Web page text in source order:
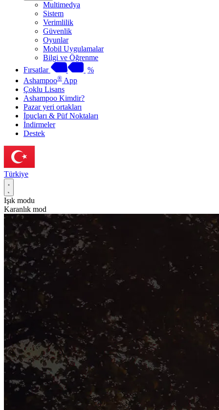
Multimedya
Sistem
Verimlilik
Güvenlik
Oyunlar
Mobil Uygulamalar
Bilgi ve Öğrenme
Fırsatlar
%
Ashampoo® App
Çoklu Lisans
Ashampoo Kimdir?
Pazar yeri ortakları
İpuçları & Püf Noktaları
İndirmeler
Destek
Türkiye
Işık modu
Karanlık mod